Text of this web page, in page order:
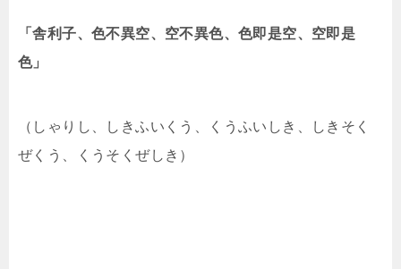
「舎利子、色不異空、空不異色、色即是空、空即是
色」
（しゃりし、しきふいくう、くうふいしき、しきそく
ぜくう、くうそくぜしき）